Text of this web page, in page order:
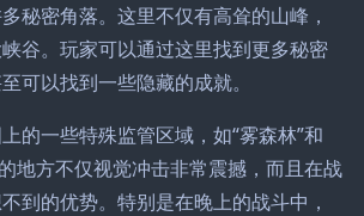
秘密角落。这里不仅有高耸的山峰，
谷。玩家可以通过这里找到更多秘密
可以找到一些隐藏的成就。
的一些特殊监管区域，如“雾森林”和
地方不仅视觉冲击非常震撼，而且在战
到的优势。特别是在晚上的战斗中，